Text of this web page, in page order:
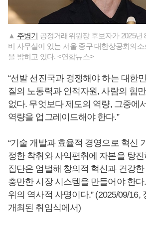
▲ 주병기 공정거래위원장 후보자가 2025년
비 사무실이 있는 서울 중구 대한상공회의
을 밝히고 있다. <연합뉴스>
“선발 선진국과 경쟁해야 하는 대한
질의 노동력과 인적자원, 사람의 힘
없다. 무엇보다 제도의 역량, 그중에
역량을 업그레이드해야 한다.”
“기술 개발과 효율적 경영으로 혁신
정한 착취와 사익편취에 자본을 탕
집단은 엄벌해 창의적 혁신과 건강
충만한 시장 시스템을 만들어야 한
위의 역사적 사명이다.” (2025/09/16,
개최된 취임식에서)